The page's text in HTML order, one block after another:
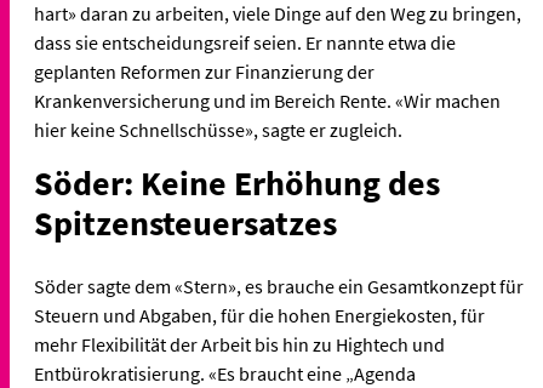
hart» daran zu arbeiten, viele Dinge auf den Weg zu bringen,
dass sie entscheidungsreif seien. Er nannte etwa die
geplanten Reformen zur Finanzierung der
Krankenversicherung und im Bereich Rente. «Wir machen
hier keine Schnellschüsse», sagte er zugleich.
Söder: Keine Erhöhung des
Spitzensteuersatzes
Söder sagte dem «Stern», es brauche ein Gesamtkonzept für
Steuern und Abgaben, für die hohen Energiekosten, für
mehr Flexibilität der Arbeit bis hin zu Hightech und
Entbürokratisierung. «Es braucht eine „Agenda